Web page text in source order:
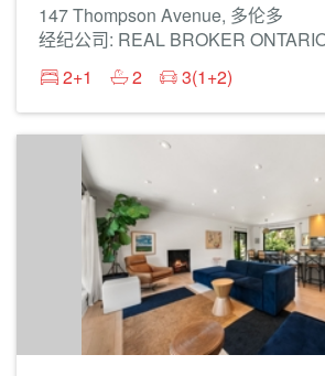
147 Thompson Avenue, 多伦多
经纪公司: REAL BROKER
2+1
2 3(1+2)